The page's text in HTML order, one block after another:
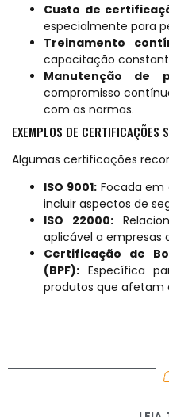
Custo de
especialmente para
Treinamento
capacitação
Manutenção de
compromisso
com as normas.
EXEMPLOS DE CERTIFICAÇÕES
Algumas certificações
ISO 9001:Focada em
incluir aspectos de
ISO 22000:
aplicável a empresas
Certificação de
(BPF): Específica
produtos que afetam